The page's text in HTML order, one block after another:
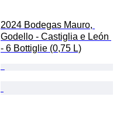
2024 Bodegas Mauro,
Godello - Castiglia e León
- 6 Bottiglie (0,75 L)